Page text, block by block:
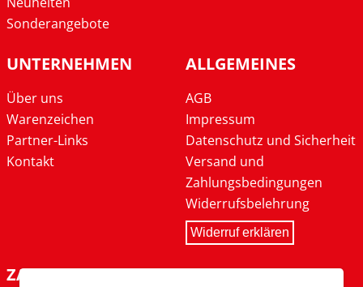
Sonderangebote
UNTERNEHMEN
Über uns
Warenzeichen
Partner-Links
Kontakt
ALLGEMEINES
AGB
Impressum
Datenschutz und Sicherheit
Versand und
Zahlungsbedingungen
Widerrufsbelehrung
Widerruf erklären
ZAHLARTEN